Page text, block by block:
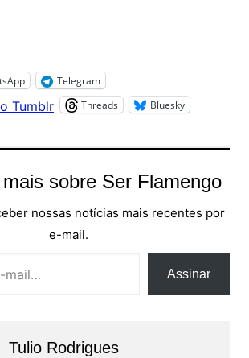
Telegram
Tumblr Threads Bluesky
sobre Ser Flamengo
nossas notícias mais recentes por
e-mail.
Assinar
Tulio Rodrigues